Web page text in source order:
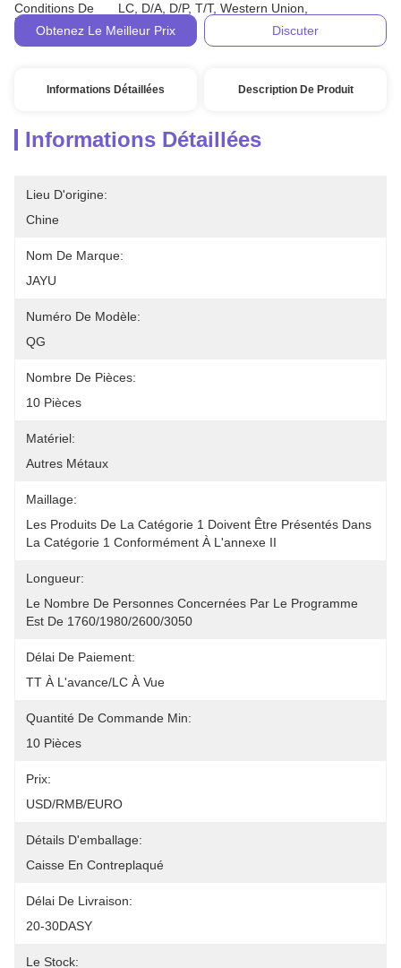
Conditions De
Paiement:
LC, D/A, D/P, T/T, Western Union,
Obtenez Le Meilleur Prix
Discuter
Informations Détaillées Description De Produit
Informations Détaillées
Lieu D'origine:
Chine
Nom De Marque:
JAYU
Numéro De Modèle:
QG
Nombre De Pièces:
10 Pièces
Matériel:
Autres Métaux
Maillage:
Les Produits De La Catégorie 1 Doivent Être Présentés Dans
La Catégorie 1 Conformément À L'annexe II
Longueur:
Le Nombre De Personnes Concernées Par Le Programme
Est De 1760/1980/2600/3050
Délai De Paiement:
TT À L'avance/LC À Vue
Quantité De Commande Min:
10 Pièces
Prix:
USD/RMB/EURO
Détails D'emballage:
Caisse En Contreplaqué
Délai De Livraison:
20-30DASY
Le Stock: